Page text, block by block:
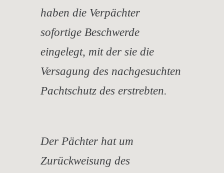
haben die Verpächter
sofortige Beschwerde
eingelegt, mit der sie die
Versagung des nachgesuchten
Pachtschutz des erstrebten.
Der Pächter hat um
Zurückweisung des